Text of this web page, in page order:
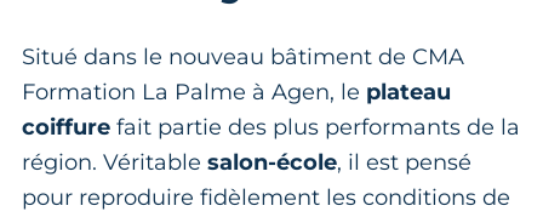
Situé dans le nouveau bâtiment de CMA
Formation La Palme à Agen, le plateau
coiffure fait partie des plus performants de la
région. Véritable salon-école, il est pensé
pour reproduire fidèlement les conditions de